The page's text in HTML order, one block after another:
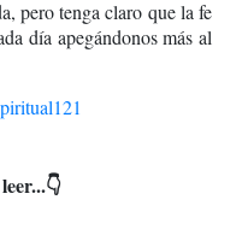
pero tenga claro que la fe
día apegándonos más al